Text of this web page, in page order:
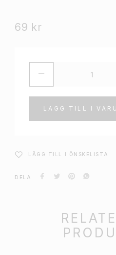
69 kr
LÄGG TILL I
LÄGG TILL I ÖNSKELISTA
DELA